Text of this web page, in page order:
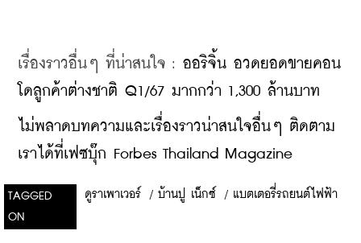
เรื่องราวอื่นๆ ที่น่าสนใจ : ออริจิ้น อวดยอดขายคอน
โดลูกค้าต่างชาติ Q1/67 มากกว่า 1,300 ล้านบาท
ไม่พลาดบทความและเรื่องราวน่าสนใจอื่นๆ ติดตาม
เราได้ที่เฟซบุ๊ก Forbes Thailand Magazine
TAGGED
ON
ดูราเพาเวอร์ / บ้านปู เน็กซ์ / แบตเตอรี่รถยนต์ไฟฟ้า